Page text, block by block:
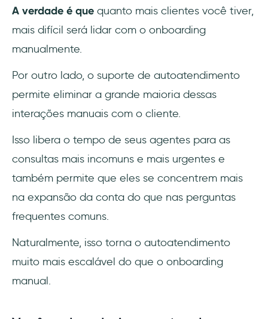
A verdade é que quanto mais clientes você tiver,
mais difícil será lidar com o onboarding
manualmente.
Por outro lado, o suporte de autoatendimento
permite eliminar a grande maioria dessas
interações manuais com o cliente.
Isso libera o tempo de seus agentes para as
consultas mais incomuns e mais urgentes e
também permite que eles se concentrem mais
na expansão da conta do que nas perguntas
frequentes comuns.
Naturalmente, isso torna o autoatendimento
muito mais escalável do que o onboarding
manual.